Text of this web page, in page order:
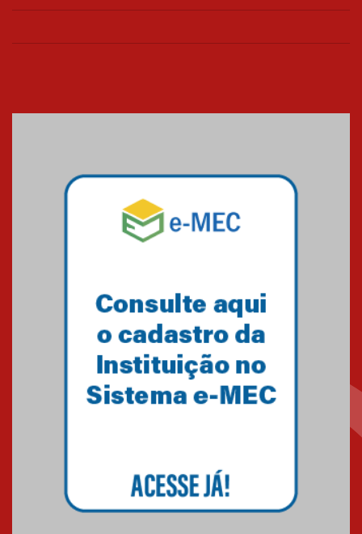
Mackenzie mobiliza campanha
solidária para apoiar famílias em
Minas Gerais
Primeiro culto do ano ressalta o
27.02.2026